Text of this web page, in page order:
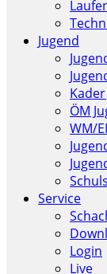
Jugend
ÖM
WM/
Service
Login
Live